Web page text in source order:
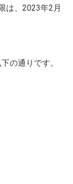
は、2023年2月
の通りです。